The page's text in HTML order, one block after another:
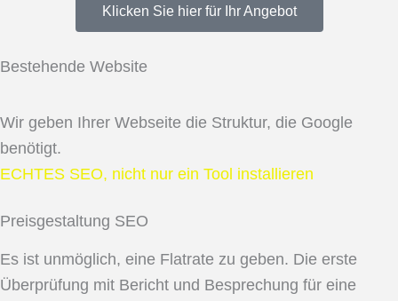
Klicken Sie hier für Ihr Angebot
Bestehende Website
Wir geben Ihrer Webseite die Struktur, die Google
benötigt.
ECHTES SEO, nicht nur ein Tool installieren
Preisgestaltung SEO
Es ist unmöglich, eine Flatrate zu geben. Die erste
Überprüfung mit Bericht und Besprechung für eine